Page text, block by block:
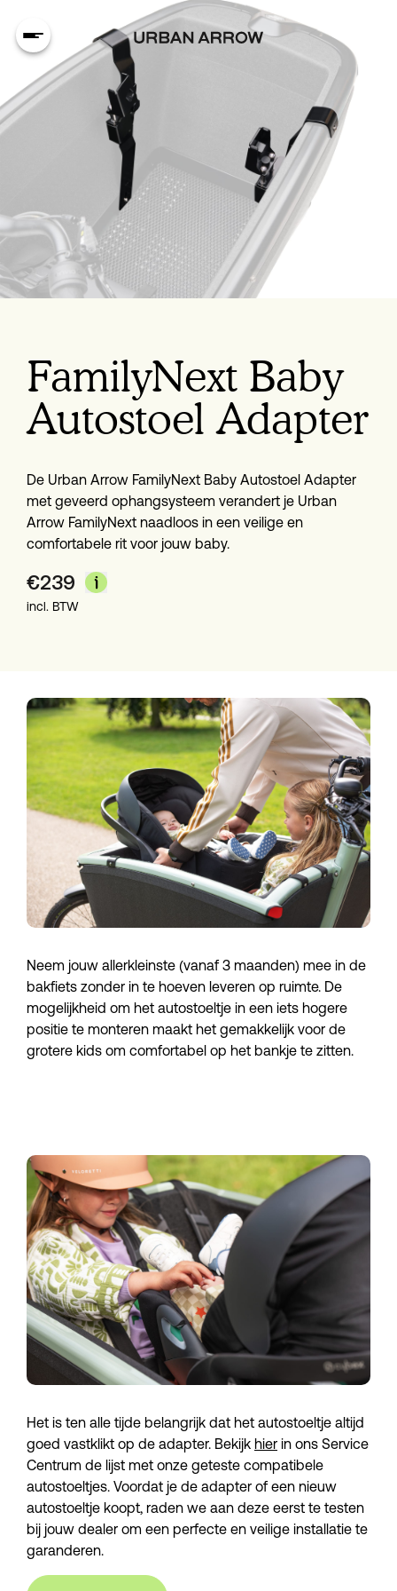
FamilyNext Baby
Autostoel Adapter
De Urban Arrow FamilyNext Baby Autostoel Adapter
met geveerd ophangsysteem verandert je Urban
Arrow FamilyNext naadloos in een veilige en
comfortabele rit voor jouw baby.
€239
incl. BTW
Neem jouw allerkleinste (vanaf 3 maanden) mee in de
bakfiets zonder in te hoeven leveren op ruimte. De
mogelijkheid om het autostoeltje in een iets hogere
positie te monteren maakt het gemakkelijk voor de
grotere kids om comfortabel op het bankje te zitten.
Het is ten alle tijde belangrijk dat het autostoeltje altijd
goed vastklikt op de adapter. Bekijk hier in ons Service
Centrum de lijst met onze geteste compatibele
autostoeltjes. Voordat je de adapter of een nieuw
autostoeltje koopt, raden we aan deze eerst te testen
bij jouw dealer om een perfecte en veilige installatie te
garanderen.